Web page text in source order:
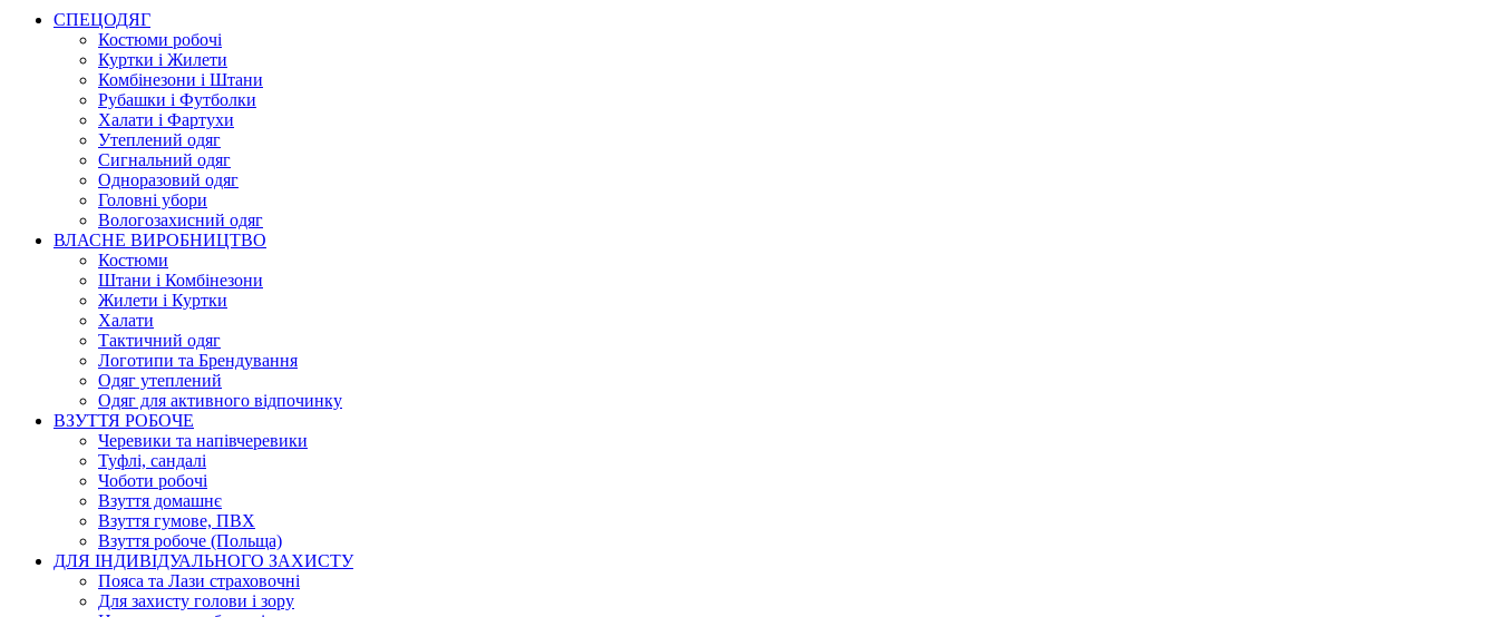
СПЕЦОДЯГ
Костюми робочі
Куртки і Жилети
Комбінезони і Штани
Рубашки і Футболки
Халати і Фартухи
Утеплений одяг
Сигнальний одяг
Одноразовий одяг
Головні убори
Вологозахисний одяг
ВЛАСНЕ ВИРОБНИЦТВО
Костюми
Штани і Комбінезони
Жилети і Куртки
Халати
Тактичний одяг
Логотипи та Брендування
Одяг утеплений
Одяг для активного відпочинку
ВЗУТТЯ РОБОЧЕ
Черевики та напівчеревики
Туфлі, сандалі
Чоботи робочі
Взуття домашнє
Взуття гумове, ПВХ
Взуття робоче (Польща)
ДЛЯ ІНДИВІДУАЛЬНОГО ЗАХИСТУ
Пояса та Лази страховочні
Для захисту голови і зору